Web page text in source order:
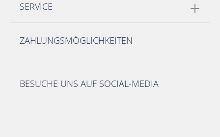
SERVICE
ZAHLUNGSMÖGLICHKEITEN
BESUCHE UNS AUF SOCIAL-MEDIA